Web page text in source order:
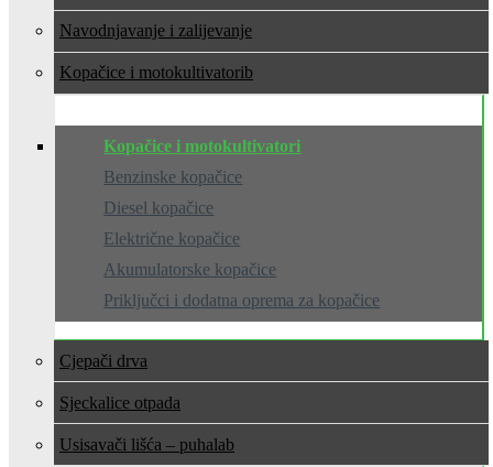
Navodnjavanje i zalijevanje
Kopačice i motokultivatori
Kopačice i motokultivatori
Benzinske kopačice
Diesel kopačice
Električne kopačice
Akumulatorske kopačice
Priključci i dodatna oprema za kopačice
Cjepači drva
Sjeckalice otpada
Usisavači lišća – puhala